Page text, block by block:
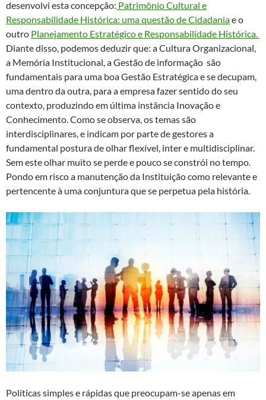
desenvolvi esta concepção: Patrimônio Cultural e
Responsabilidade Histórica: uma questão de Cidadaniae o
outro Planejamento Estratégico e Responsabilidade Histórica.
Diante disso, podemos deduzir que: a Cultura Organizacional,
a Memória Institucional, a Gestão de informação são
fundamentais para uma boa Gestão Estratégica e se decupam,
uma dentro da outra, para a empresa fazer sentido do seu
contexto, produzindo em última instância Inovação e
Conhecimento. Como se observa, os temas são
interdisciplinares, e indicam por parte de gestores a
fundamental postura de olhar flexível, inter e multidisciplinar.
Sem este olhar muito se perde e pouco se constrói no tempo.
Pondo em risco a manutenção da Instituição como relevante e
pertencente à uma conjuntura que se perpetua pela história.
Políticas simples e rápidas que preocupam-se apenas em